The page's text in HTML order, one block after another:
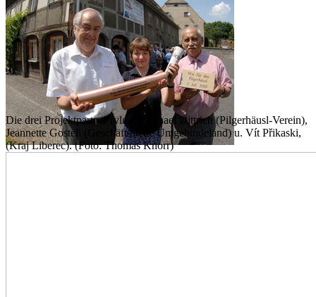
Die drei Projektpartner (vlnr): Michael Dittrich (Pilgerhäusl-Verein),
Jeannette Gosteli (Geschäftsstelle Umgebindeland) u. Vít Přikaski,
(Kraj Liberec). (Foto: Thomas Knorr)